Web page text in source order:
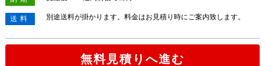
送料 別途送料が掛かります。料金はお見積り時にご案内致します。
無料見積りへ進む